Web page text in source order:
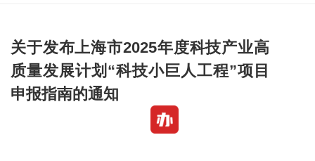
关于发布上海市2025年度科技产业高
质量发展计划“科技小巨人工程”项目
申报指南的通知